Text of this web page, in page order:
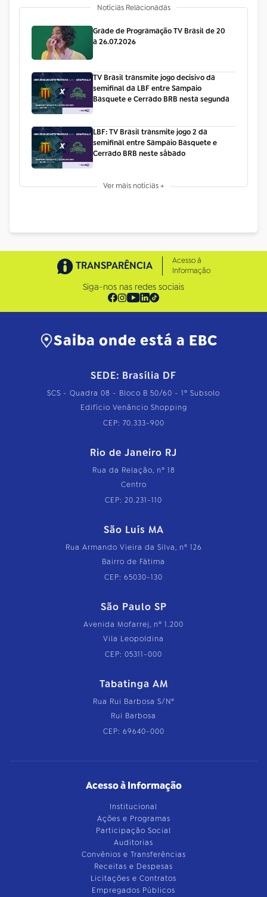
Notícias Relacionadas
Grade de Programação TV Brasil de 20
a 26.07.2026
TV Brasil transmite jogo decisivo da
semifinal da LBF entre Sampaio
Basquete e Cerrado BRB nesta segunda
LBF: TV Brasil transmite jogo 2 da
semifinal entre Sampaio Basquete e
Cerrado BRB neste sábado
Ver mais notícias +
TRANSPARÊNCIA
Acesso à
Informação
Siga-nos nas redes sociais
Saiba onde está a EBC
SEDE: Brasília DF
SCS - Quadra 08 - Bloco B 50/60 - 1º Subsolo
Edifício Venâncio Shopping
CEP: 70.333-900
Rio de Janeiro RJ
Rua da Relação, nº 18
Centro
CEP: 20.231-110
São Luís MA
Rua Armando Vieira da Silva, nº 126
Bairro de Fátima
CEP: 65030-130
São Paulo SP
Avenida Mofarrej, nº 1.200
Vila Leopoldina
CEP: 05311-000
Tabatinga AM
Rua Rui Barbosa S/Nº
Rui Barbosa
CEP: 69640-000
Acesso à Informação
Institucional
Ações e Programas
Participação Social
Auditorias
Convênios e Transferências
Receitas e Despesas
Licitações e Contratos
Empregados Públicos